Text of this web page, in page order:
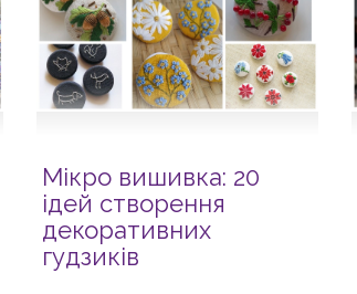
Мікро вишивка: 20
ідей створення
декоративних
гудзиків